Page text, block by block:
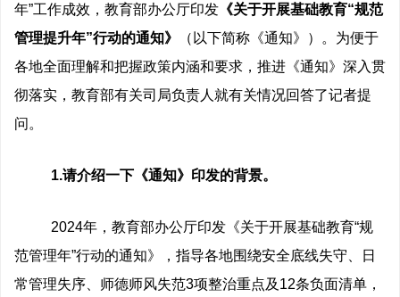
年”工作成效，教育部办公厅印发 《关于开展基础教育“规范
管理提升年”行动的通知》
（以下简称《通知》）。为便于
各地全面理解和把握政策内涵和要求，推进《通知》深入贯
彻落实，教育部有关司局负责人就有关情况回答了记者提
问。
1.请介绍一下《通知》印发的背景。
2024年，教育部办公厅印发《关于开展基础教育“规
范管理年”行动的通知》，指导各地围绕安全底线失守、日
常管理失序、师德师风失范3项整治重点及12条负面清单，